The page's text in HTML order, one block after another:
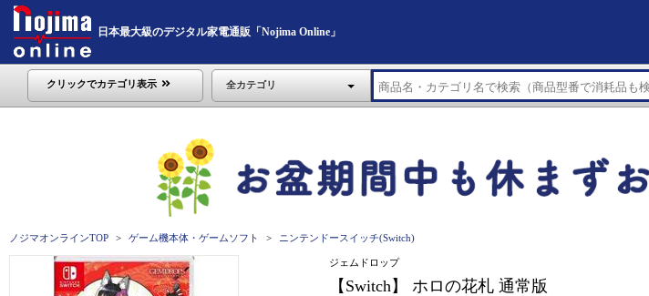
日本最大級のデジタル家電通販「Nojima Online」
クリックでカテゴリ表示 全カテゴリ
ノジマオンラインTOP ゲーム機本体・ゲームソフト ニンテンドースイッチ(Switch)
ジェムドロップ
【Switch】 ホロの花札 通常版